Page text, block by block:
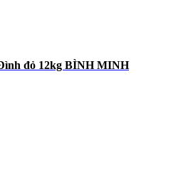
đỏ 12kg BÌNH MINH